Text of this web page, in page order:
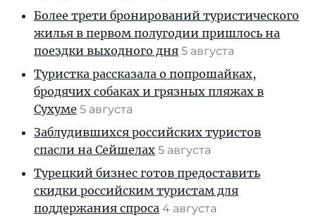
Более трети бронирований туристического
жилья в первом полугодии пришлось на
поездки выходного дня 5 августа
Туристка рассказала о попрошайках,
бродячих собаках и грязных пляжах в
Сухуме 5 августа
Заблудившихся российских туристов
спасли на Сейшелах 5 августа
Турецкий бизнес готов предоставить
скидки российским туристам для
поддержания спроса 4 августа